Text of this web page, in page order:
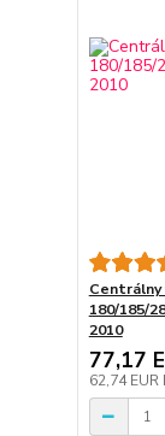
Centrálny
180/185/
2010
77,17
62,74 EUR